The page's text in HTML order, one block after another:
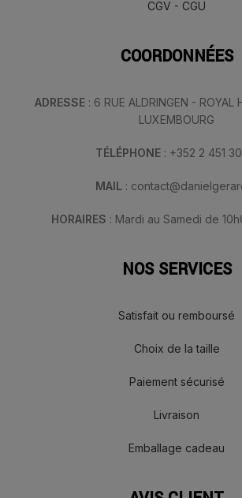
CGV - CGU
COORDONNÉES
ADRESSE : 6 RUE ALDRINGEN - ROYAL
LUXEMBOURG
TÉLÉPHONE : +352 2 451
MAIL :
HORAIRES : Mardi au Samedi de
NOS SERVICES
Satisfait ou remboursé
Choix de la taille
Paiement sécurisé
Livraison
Emballage cadeau